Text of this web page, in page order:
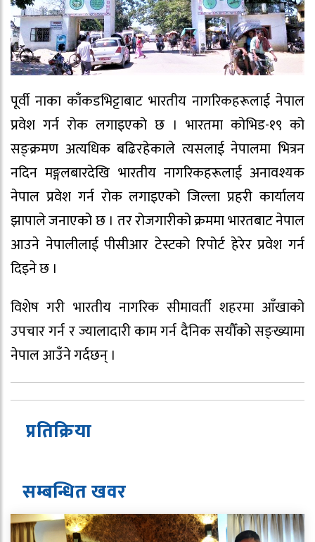
पूर्वी नाका काँकडभिट्टाबाट भारतीय नागरिकहरूलाई नेपाल
प्रवेश गर्न रोक लगाइएको छ । भारतमा कोभिड-१९ को
सङ्क्रमण अत्यधिक बढिरहेकाले त्यसलाई नेपालमा भित्रन
नदिन मङ्गलबारदेखि भारतीय नागरिकहरूलाई अनावश्यक
नेपाल प्रवेश गर्न रोक लगाइएको जिल्ला प्रहरी कार्यालय
झापाले जनाएको छ । तर रोजगारीको क्रममा भारतबाट नेपाल
आउने नेपालीलाई पीसीआर टेस्टको रिपोर्ट हेरेर प्रवेश गर्न
दिइने छ ।
विशेष गरी भारतीय नागरिक सीमावर्ती शहरमा आँखाको
उपचार गर्न र ज्यालादारी काम गर्न दैनिक सयौँको सङ्ख्यामा
नेपाल आउँने गर्दछन् ।
प्रतिक्रिया
सम्बन्धित खवर